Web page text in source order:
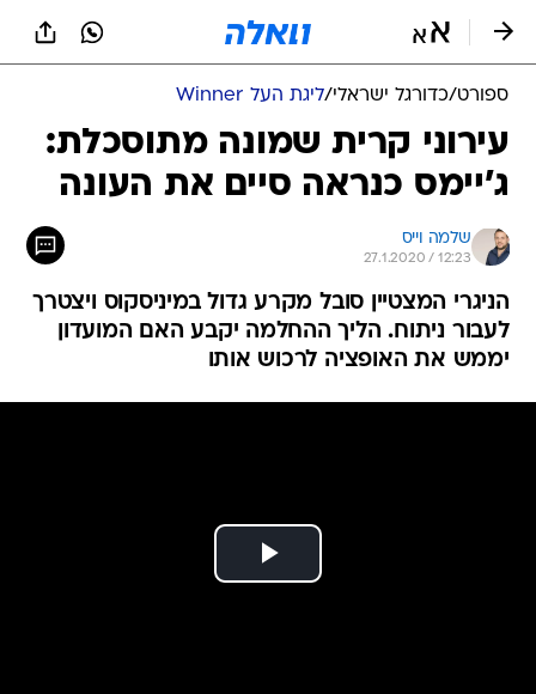
ספורט/כדורגל ישראלי/ליגת העל Winner
עירוני קרית שמונה מתוסכלת:
ג'יימס כנראה סיים את העונה
שלמה וייס
27.1.2020 / 12:23
הניגרי המצטיין סובל מקרע גדול במיניסקוס ויצטרך
לעבור ניתוח. הליך ההחלמה יקבע האם המועדון
יממש את האופציה לרכוש אותו